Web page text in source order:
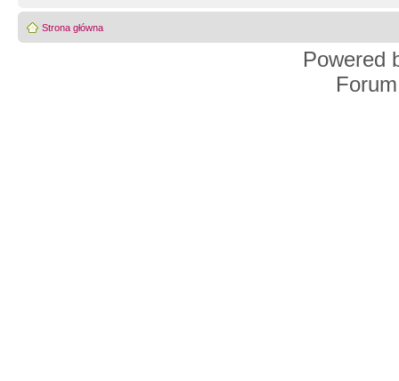
Strona główna
Powered